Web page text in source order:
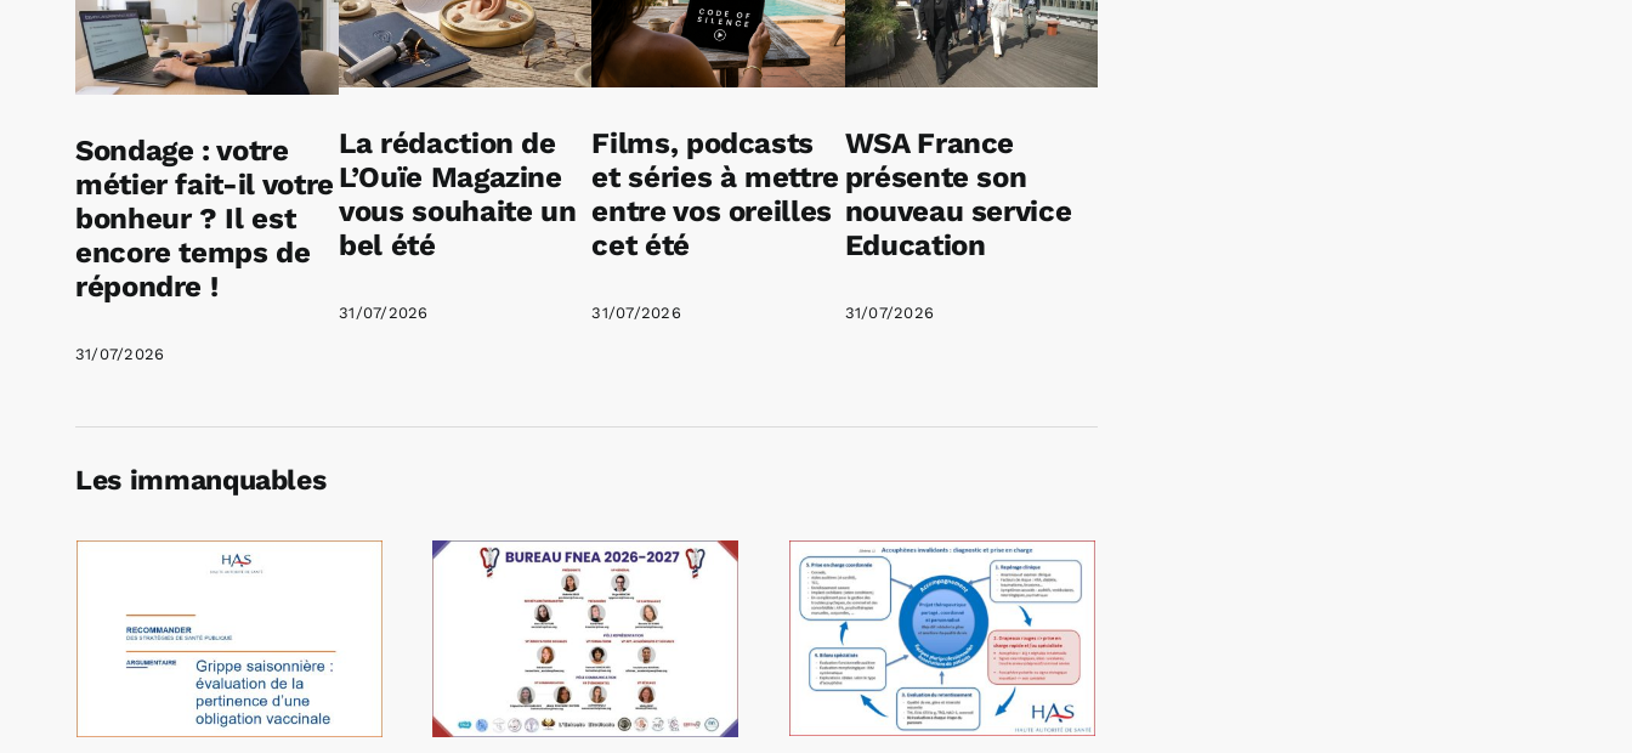
Sondage : votre
métier fait-il votre
bonheur ? Il est
encore temps de
répondre !
31/07/2026
La rédaction de
L’Ouïe Magazine
vous souhaite un
bel été
31/07/2026
Films, podcasts
et séries à mettre
entre vos oreilles
cet été
31/07/2026
WSA France
présente son
nouveau service
Education
31/07/2026
Les immanquables